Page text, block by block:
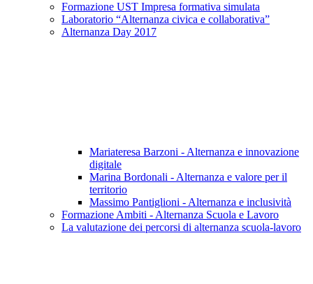
Formazione UST Impresa formativa simulata
Laboratorio “Alternanza civica e collaborativa”
Alternanza Day 2017
Mariateresa Barzoni - Alternanza e innovazione
digitale
Marina Bordonali - Alternanza e valore per il
territorio
Massimo Pantiglioni - Alternanza e inclusività
Formazione Ambiti - Alternanza Scuola e Lavoro
La valutazione dei percorsi di alternanza scuola-lavoro